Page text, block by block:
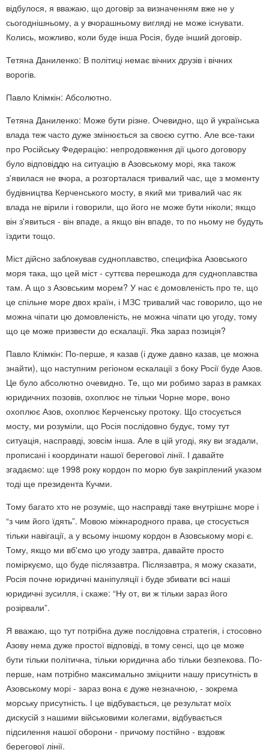
відбулося, я вважаю, що договір за визначенням вже не у
сьогоднішньому, а у вчорашньому вигляді не може існувати.
Колись, можливо, коли буде інша Росія, буде інший договір.
Тетяна Даниленко: В політиці немає вічних друзів і вічних
ворогів.
Павло Клімкін: Абсолютно.
Тетяна Даниленко: Може бути різне. Очевидно, що й українська
влада теж часто дуже змінюється за своєю суттю. Але все-таки
про Російську Федерацію: непродовження дії цього договору
було відповіддю на ситуацію в Азовському морі, яка також
з'явилася не вчора, а розгорталася тривалий час, ще з моменту
будівництва Керченського мосту, в який ми тривалий час як
влада не вірили і говорили, що його не може бути ніколи; якщо
він з'явиться - він впаде, а якщо він впаде, то по ньому не будуть
їздити тощо.
Міст дійсно заблокував судноплавство, специфіка Азовського
моря така, що цей міст - суттєва перешкода для судноплавства
там. А що з Азовським морем? У нас є домовленість про те, що
це спільне море двох країн, і МЗС тривалий час говорило, що не
можна чіпати цю домовленість, не можна чіпати цю угоду, тому
що це може призвести до ескалації. Яка зараз позиція?
Павло Клімкін: По-перше, я казав (і дуже давно казав, це можна
знайти), що наступним регіоном ескалації з боку Росії буде Азов.
Це було абсолютно очевидно. Те, що ми робимо зараз в рамках
юридичних позовів, охоплює не тільки Чорне море, воно
охоплює Азов, охоплює Керченську протоку. Що стосується
мосту, ми розуміли, що Росія послідовно будує, тому тут
ситуація, насправді, зовсім інша. Але в цій угоді, яку ви згадали,
прописані і координати нашої берегової лінії. І давайте
згадаємо: ще 1998 року кордон по морю був закріплений указом
тоді ще президента Кучми.
Тому багато хто не розуміє, що насправді таке внутрішнє море і
“з чим його їдять”. Мовою міжнародного права, це стосується
тільки навігації, а у всьому іншому кордон в Азовському морі є.
Тому, якщо ми вб'ємо цю угоду завтра, давайте просто
поміркуємо, що буде післязавтра. Післязавтра, я можу сказати,
Росія почне юридичні маніпуляції і буде збивати всі наші
юридичні зусилля, і скаже: “Ну от, ви ж тільки зараз його
розірвали”.
Я вважаю, що тут потрібна дуже послідовна стратегія, і стосовно
Азову нема дуже простої відповіді, в тому сенсі, що це може
бути тільки політична, тільки юридична або тільки безпекова. По-
перше, нам потрібно максимально зміцнити нашу присутність в
Азовському морі - зараз вона є дуже незначною, - зокрема
морську присутність. І це відбувається, це результат моїх
дискусій з нашими військовими колегами, відбувається
підсилення нашої оборони - причому постійно - вздовж
берегової лінії.